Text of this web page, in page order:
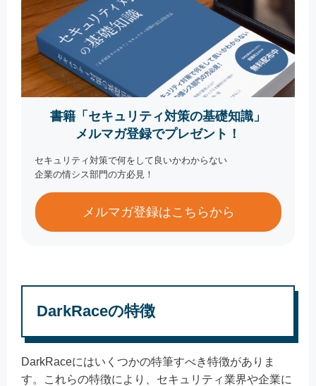
書籍「セキュリティ対策の基礎知識」
メルマガ登録でプレゼント！
セキュリティ対策で何をして良いかわからない
企業の情シス部門の方必見！
メルマガ登録はこちらから
DarkRaceの特徴
DarkRaceにはいくつかの特筆すべき特徴がありま
す。これらの特徴により、セキュリティ業界や企業に